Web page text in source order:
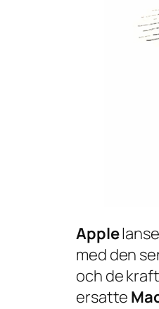
Apple
med den
och de
ersatte